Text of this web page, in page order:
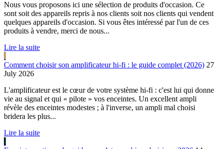
Nous vous proposons ici une sélection de produits d'occasion. Ce
sont soit des appareils repris à nos clients soit nos clients qui vendent
quelques appareils d'occasion. Si vous êtes intéressé par l'un de ces
produits à vendre, merci de nous...
Lire la suite
Comment choisir son amplificateur hi-fi : le guide complet (2026) 27
July 2026
L'amplificateur est le cœur de votre système hi-fi : c'est lui qui donne
vie au signal et qui « pilote » vos enceintes. Un excellent ampli
révèle des enceintes modestes ; à l'inverse, un ampli mal choisi
bridera les plus...
Lire la suite